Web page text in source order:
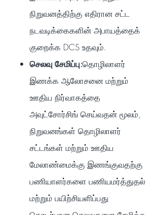
நிறுவனத்திற்கு எதிரான சட்ட
நடவடிக்கைகளின் அபாயத்தைக்
குறைக்க DCS உதவும்.
செலவு சேமிப்பு:தொழிலாளர்
இணக்க ஆலோசனை மற்றும்
ஊதிய நிர்வாகத்தை
அவுட்சோர்சிங் செய்வதன் மூலம்,
நிறுவனங்கள் தொழிலாளர்
சட்டங்கள் மற்றும் ஊதிய
மேலாண்மைக்கு இணங்குவதற்கு
பணியாளர்களை பணியமர்த்துதல்
மற்றும் பயிற்சியளிப்பது